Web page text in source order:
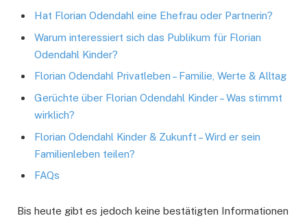
Hat Florian Odendahl eine Ehefrau oder Partnerin?
Warum interessiert sich das Publikum für Florian
Odendahl Kinder?
Florian Odendahl Privatleben – Familie, Werte & Alltag
Gerüchte über Florian Odendahl Kinder – Was stimmt
wirklich?
Florian Odendahl Kinder & Zukunft – Wird er sein
Familienleben teilen?
FAQs
Bis heute gibt es jedoch keine bestätigten Informationen